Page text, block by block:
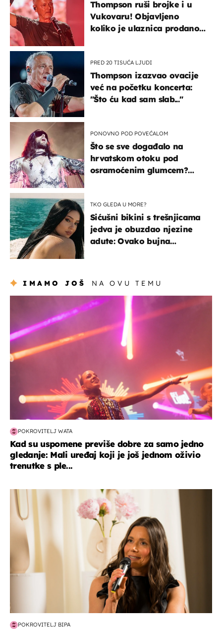
Thompson ruši brojke i u
Vukovaru! Objavljeno
koliko je ulaznica prodano
PRED 20 TISUĆA LJUDI
Thompson izazvao ovacije
već na početku koncerta:
"Što ću kad sam slab..."
PONOVNO POD POVEĆALOM
Što se sve događalo na
hrvatskom otoku pod
osramoćenim glumcem?
TKO GLEDA U MORE?
Sićušni bikini s trešnjicama
jedva je obuzdao njezine
adute: Ovako bujna
IMAMO JOŠ NA OVU TEMU
POKROVITELJ WATA
Kad su uspomene previše dobre za samo jedno
gledanje: Mali uređaj koji je još jednom oživio
trenutke s ple...
moda & ljepota
POKROVITELJ BIPA